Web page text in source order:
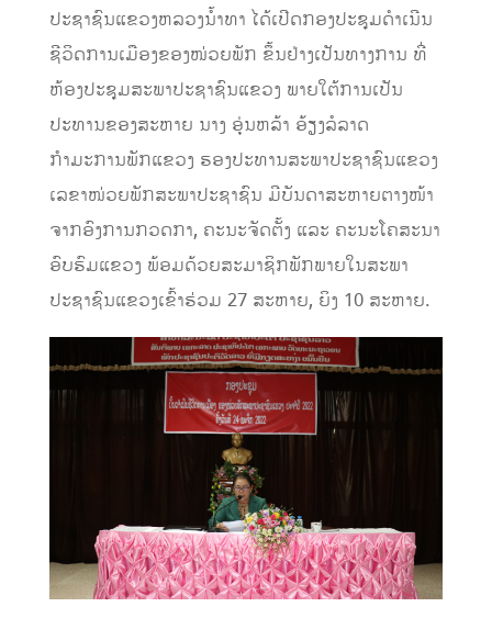
ປະຊາຊົນແຂວງຫລວງນ້ຳທາ ໄດ້ເປີດກອງປະຊຸມດຳເນີນ
ຊີວິດການເມືອງຂອງໜ່ວຍພັກ ຂຶ້ນຢ່າງເປັນທາງການ ທີ່
ຫ້ອງປະຊຸມສະພາປະຊາຊົນແຂວງ ພາຍໃຕ້ການເປັນ
ປະທານຂອງສະຫາຍ ນາງ ອຸ່ນຫລ້າ ອ້ຽງລໍລາດ
ກຳມະການພັກແຂວງ ຮອງປະທານສະພາປະຊາຊົນແຂວງ
ເລຂາໜ່ວຍພັກສະພາປະຊາຊົນ ມີບັນດາສະຫາຍຕາງໜ້າ
ຈາກອົງການກວດກາ, ຄະນະຈັດຕັ້ງ ແລະ ຄະນະໂຄສະນາ
ອົບຮົມແຂວງ ພ້ອມດ້ວຍສະມາຊິກພັກພາຍໃນສະພາ
ປະຊາຊົນແຂວງເຂົ້າຮ່ວມ 27 ສະຫາຍ, ຍິງ 10 ສະຫາຍ.